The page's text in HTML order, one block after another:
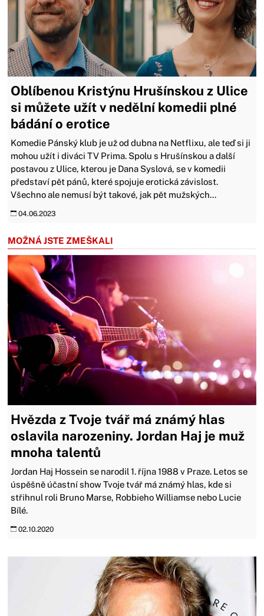
Oblíbenou Kristýnu Hrušínskou z Ulice
si můžete užít v nedělní komedii plné
bádání o erotice
Komedie Pánský klub je už od dubna na Netflixu, ale teď si ji
mohou užít i diváci TV Prima. Spolu s Hrušínskou a další
postavou z Ulice, kterou je Dana Syslová, se v komedii
představí pět pánů, které spojuje erotická závislost.
Všechno ale nemusí být takové, jak pět mužských...
04.06.2023
MOŽNÁ JSTE ZMEŠKALI
Hvězda z Tvoje tvář má známý hlas
oslavila narozeniny. Jordan Haj je muž
mnoha talentů
Jordan Haj Hossein se narodil 1. října 1988 v Praze. Letos se
úspěšně účastní show Tvoje tvář má známý hlas, kde si
střihnul roli Bruno Marse, Robbieho Williamse nebo Lucie
Bílé.
02.10.2020